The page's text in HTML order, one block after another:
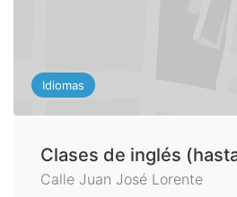
Idiomas
Clases de inglés
Calle Juan José Lorente